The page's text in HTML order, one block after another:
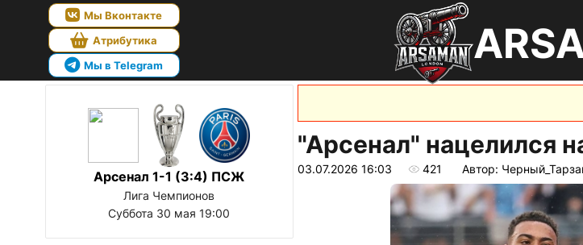
Мы Вконтакте
Атрибутика
Мы в Telegram
Арсенал 1-1 (3:4) ПСЖ
Лига Чемпионов
Суббота 30 мая 19:00
"Арсенал" нацелился
03.07.2026 16:03 421 Автор: